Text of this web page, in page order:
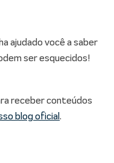
ajudado você a saber
ser esquecidos!
receber conteúdos
blog oficial.